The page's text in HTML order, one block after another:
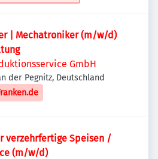
| Mechatroniker (m/w/d)
GmbH
der Pegnitz, Deutschland
verzehrfertige Speisen /
(m/w/d)